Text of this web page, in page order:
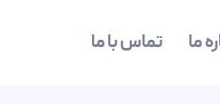
ما تماس با ما